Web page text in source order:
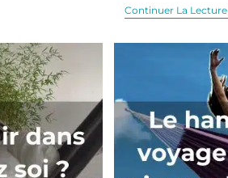
Continuer La Lecture